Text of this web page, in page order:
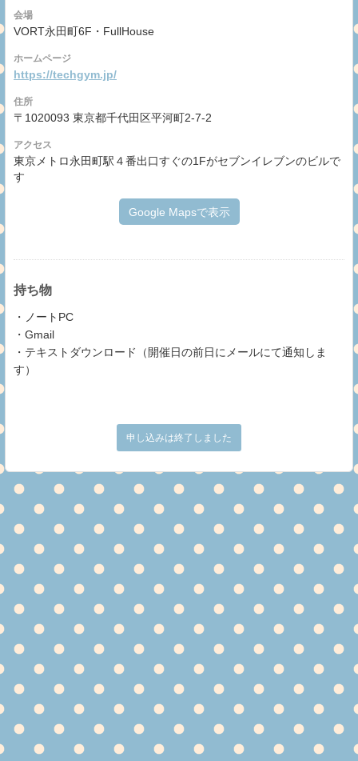
会場
VORT永田町6F・FullHouse
ホームページ
https://techgym.jp/
住所
〒1020093 東京都千代田区平河町2-7-2
アクセス
東京メトロ永田町駅４番出口すぐの1Fがセブンイレブンのビルで
す
Google Mapsで表示
持ち物
・ノートPC
・Gmail
・テキストダウンロード（開催日の前日にメールにて通知しま
す）
申し込みは終了しました